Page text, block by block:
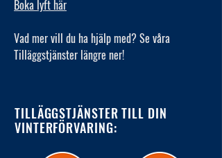
Boka lyft här
Vad mer vill du ha hjälp med? Se våra
Tilläggstjänster längre ner!
TILLÄGGSTJÄNSTER TILL DIN
VINTERFÖRVARING: